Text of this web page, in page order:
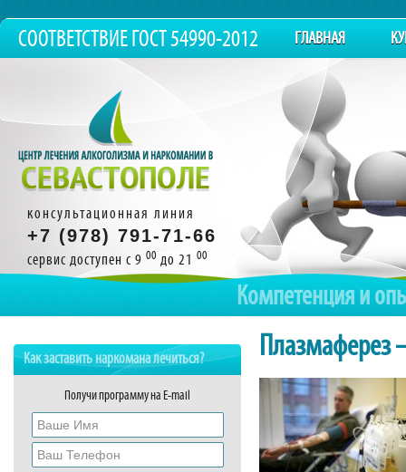
СООТВЕТСТВИЕ ГОСТ 54990-2012 ГЛАВНАЯ
Компетенция и
консультационная линия
+7 (978) 791-71-66
сервис доступен с 9 00 до 21 00
Как заставить наркомана лечиться?
Получи программу на E-mail
Плазмаферез